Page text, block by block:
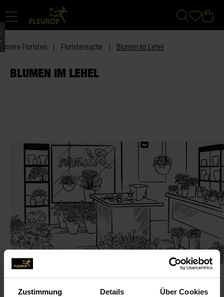
Zustimmung Details Über Cookies
Unsere Floristen Floristensuche Blumen im Lehel
BLUMEN IM LEHEL